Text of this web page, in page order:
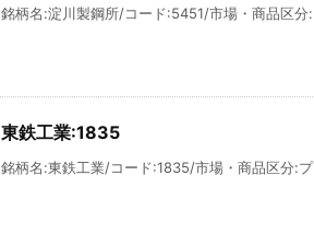
銘柄名:淀川製鋼所/コード:5451/市場・商品区
東鉄工業:1835
銘柄名:東鉄工業/コード:1835/市場・商品区分: